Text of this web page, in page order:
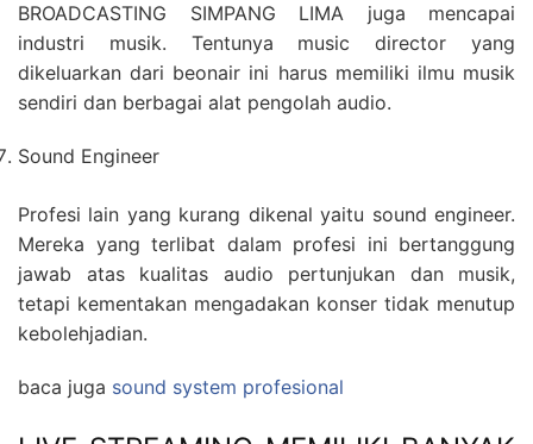
BROADCASTING SIMPANG LIMA juga mencapai
industri musik. Tentunya music director yang
dikeluarkan dari beonair ini harus memiliki ilmu musik
sendiri dan berbagai alat pengolah audio.
Sound Engineer
Profesi lain yang kurang dikenal yaitu sound engineer.
Mereka yang terlibat dalam profesi ini bertanggung
jawab atas kualitas audio pertunjukan dan musik,
tetapi kementakan mengadakan konser tidak menutup
kebolehjadian.
baca juga sound system profesional